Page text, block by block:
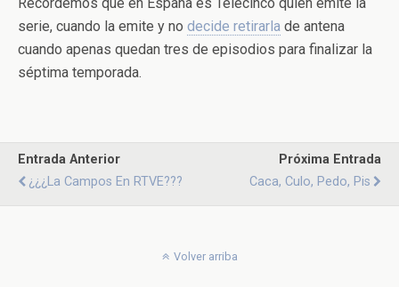
serie, cuando la emite y no decide retirarla de antena
cuando apenas quedan tres de episodios para finalizar la
séptima temporada.
Entrada Anterior
¿¿¿La Campos En RTVE???
Próxima Entrada
Caca, Culo, Pedo, Pis
Volver arriba